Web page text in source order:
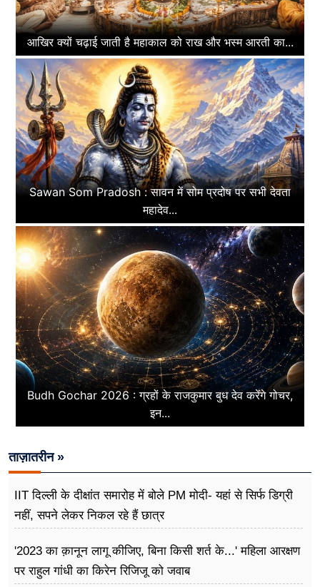
आखिर क्यों चढ़ाई जाती है महाकाल को राख और भस्म आरती का...
Sawan Som Pradosh : सावन में सोम प्रदोष पर सभी देवता
महादेव...
Budh Gochar 2026 : ग्रहों के राजकुमार बुध देव करेंगे गोचर,
इन...
ताज़ातरीन »
IIT दिल्ली के दीक्षांत समारोह में बोले PM मोदी- यहां से सिर्फ डिग्री
नहीं, सपने लेकर निकल रहे हैं छात्र
'2023 का क़ानून लागू कीजिए, बिना किसी शर्त के...' महिला आरक्षण
पर राहुल गांधी का किरेन रिजिजू को जवाब